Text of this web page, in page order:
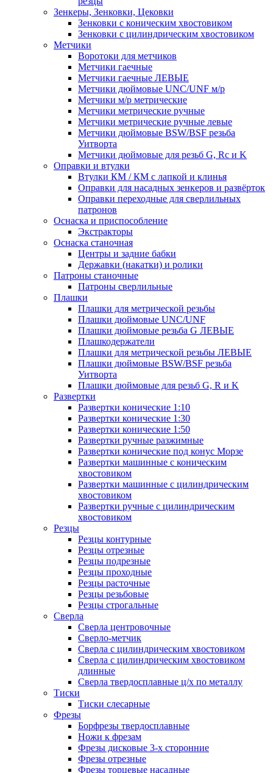
Зенкеры, Зенковки, Цековки
Зенковки с коническим хвостовиком
Зенковки с цилиндрическим хвостовиком
Метчики
Воротоки для метчиков
Метчики гаечные
Метчики гаечные ЛЕВЫЕ
Метчики дюймовые UNC/UNF м/р
Метчики м/р метрические
Метчики метрические ручные
Метчики метрические ручные левые
Метчики дюймовые BSW/BSF резьба
Уитворта
Метчики дюймовые для резьб G, Rc и K
Оправки и втулки
Втулки КМ / КМ с лапкой и клинья
Оправки для насадных зенкеров и развёрток
Оправки переходные для сверлильных
патронов
Оснаска и приспособление
Экстракторы
Оснаска станочная
Центры и задние бабки
Державки (накатки) и ролики
Патроны станочные
Патроны сверлильные
Плашки
Плашки для метрической резьбы
Плашки дюймовые UNC/UNF
Плашки дюймовые резьба G ЛЕВЫЕ
Плашкодержатели
Плашки для метрической резьбы ЛЕВЫЕ
Плашки дюймовые BSW/BSF резьба
Уитворта
Плашки дюймовые для резьб G, R и K
Развертки
Развертки конические 1:10
Развертки конические 1:30
Развертки конические 1:50
Развертки ручные разжимные
Развертки конические под конус Морзе
Развертки машинные с коническим
хвостовиком
Развертки машинные с цилиндрическим
хвостовиком
Развертки ручные с цилиндрическим
хвостовиком
Резцы
Резцы контурные
Резцы отрезные
Резцы подрезные
Резцы проходные
Резцы расточные
Резцы резьбовые
Резцы строгальные
Сверла
Сверла центровочные
Сверло-метчик
Сверла с цилиндрическим хвостовиком
Сверла с цилиндрическим хвостовиком
длинные
Сверла твердосплавные ц/х по металлу
Тиски
Тиски слесарные
Фрезы
Борфрезы твердосплавные
Ножи к фрезам
Фрезы дисковые 3-х сторонние
Фрезы отрезные
Фрезы торцевые насадные